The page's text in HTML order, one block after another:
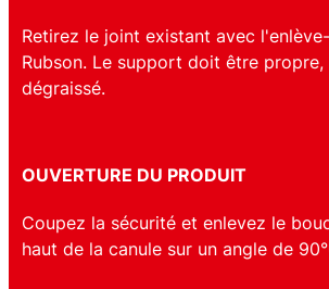
Retirez le joint existant avec
Rubson. Le support doit être propre,
dégraissé.
OUVERTURE DU PRODUIT
Coupez la sécurité et enlevez le
haut de la canule sur un angle de